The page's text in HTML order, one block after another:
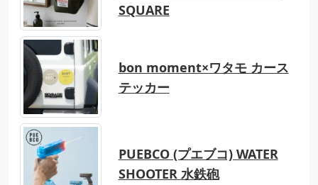
SQUARE
bon moment×ワタモ カース
テッカー
PUEBCO (プエブコ) WATER
SHOOTER 水鉄砲